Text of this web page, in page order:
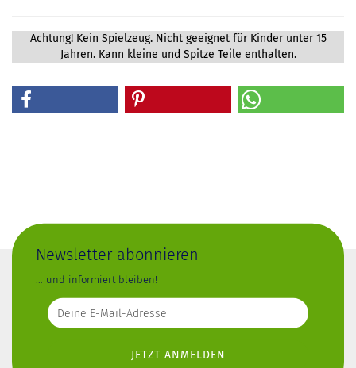
Achtung! Kein Spielzeug. Nicht geeignet für Kinder unter 15
Jahren. Kann kleine und Spitze Teile enthalten.
Newsletter abonnieren
... und informiert bleiben!